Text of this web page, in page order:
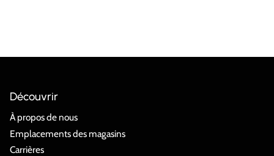
Découvrir
À propos de nous
Emplacements des magasins
Carrières